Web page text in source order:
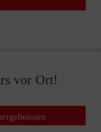
vor Ort!